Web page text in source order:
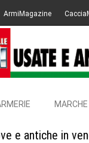
ArmiMagazine
MARCHE
e antiche in